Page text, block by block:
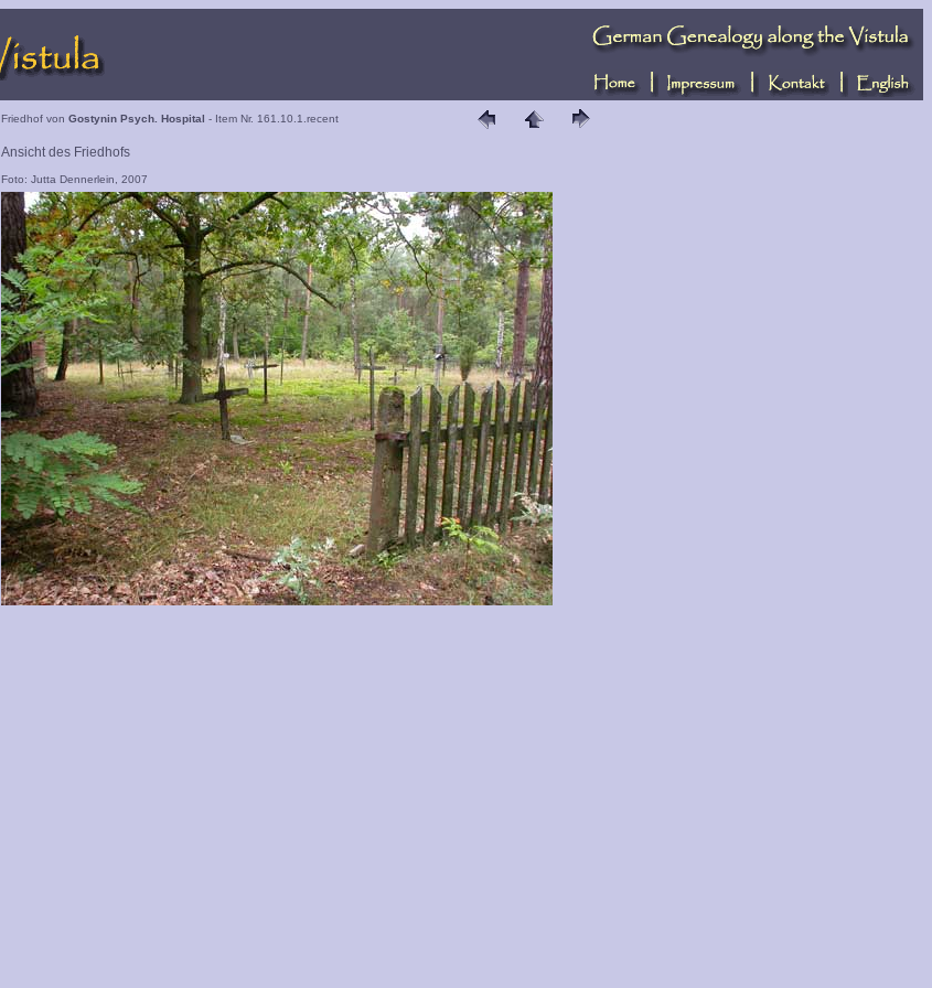
Friedhof von Gostynin Psych. Hospital - Item Nr. 161.10.1.recent
Ansicht des Friedhofs
Foto: Jutta Dennerlein, 2007